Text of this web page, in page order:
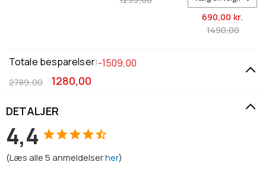
690,00 kr.
1490,00
Totale besparelser:-1509,00
1280,00
2789,00
DETALJER
4,4
(Læs alle5anmeldelserher)